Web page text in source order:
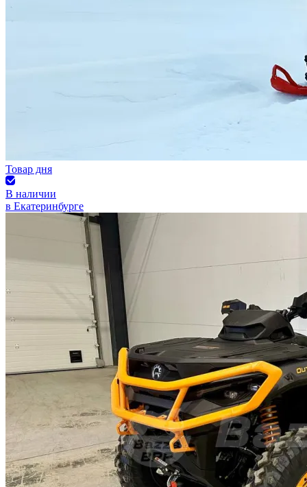
Товар дня
В наличии
в Екатеринбурге